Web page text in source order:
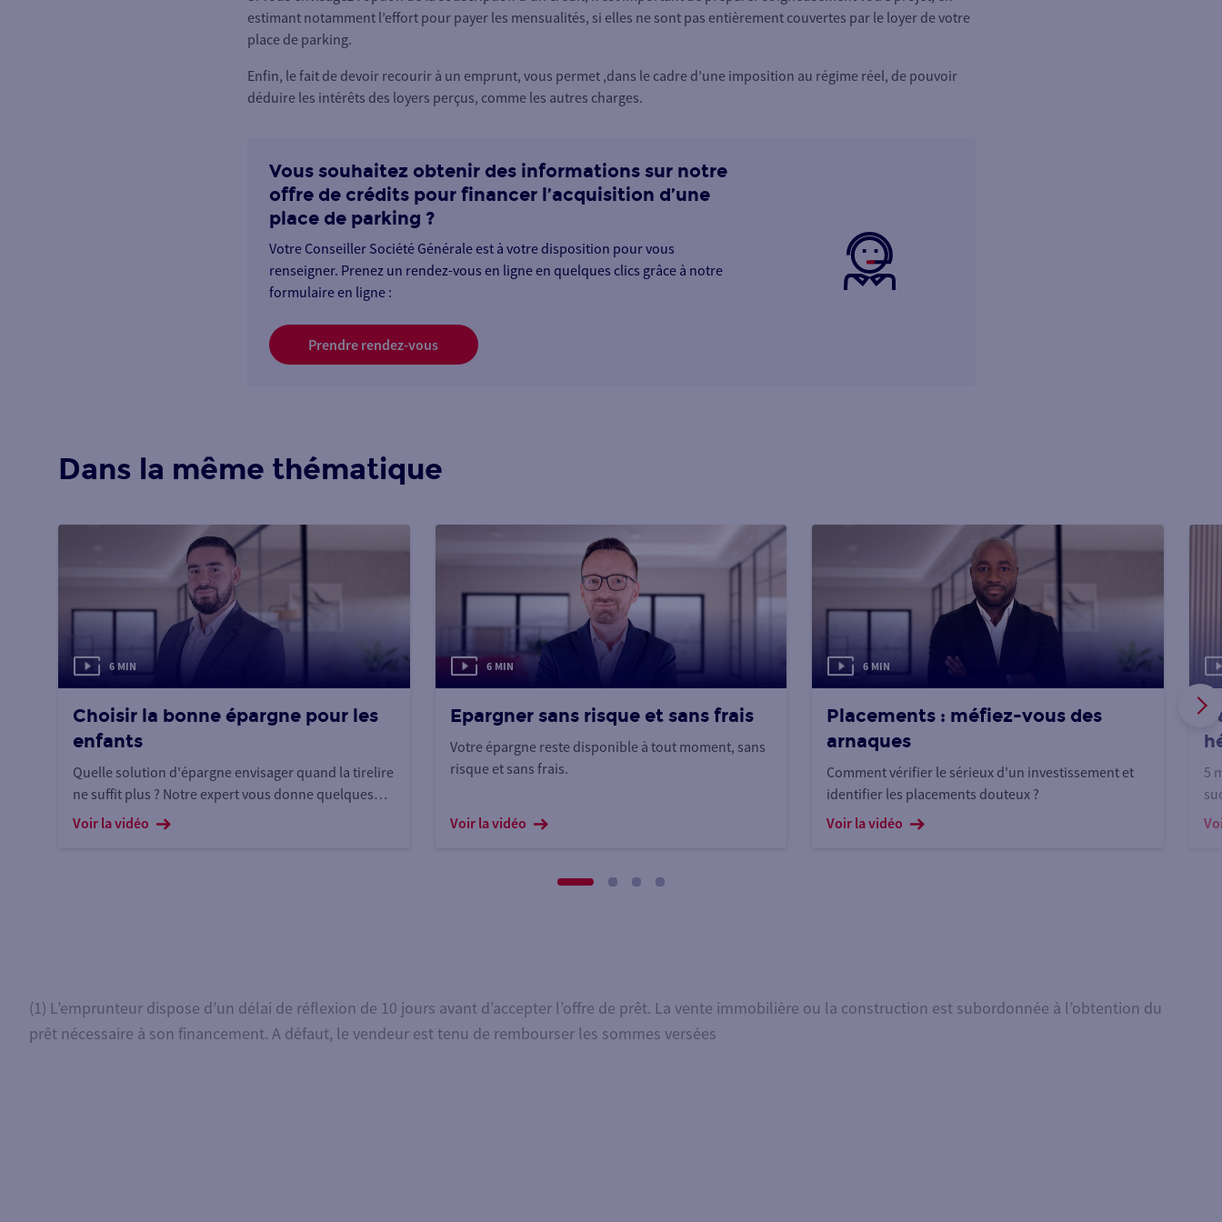
estimant notamment l’effort pour payer les mensualités, si elles ne sont pas entièrement couvertes par le loyer de votre
place de parking.
Enfin, le fait de devoir recourir à un emprunt, vous permet ,dans le cadre d’une imposition au régime réel, de pouvoir
déduire les intérêts des loyers perçus, comme les autres charges.
Vous souhaitez obtenir des informations sur notre
offre de crédits pour financer l’acquisition d’une
place de parking ?
Votre Conseiller Société Générale est à votre disposition pour vous
renseigner. Prenez un rendez-vous en ligne en quelques clics grâce à notre
formulaire en ligne :
Prendre rendez-vous
Dans la même thématique
6 MIN
Choisir la bonne épargne pour les
enfants
Quelle solution d'épargne envisager quand la tirelire
ne suffit plus ? Notre expert vous donne quelques
pistes.
Voir la vidéo
6 MIN
Epargner sans risque et sans frais
Votre épargne reste disponible à tout moment, sans
risque et sans frais.
Voir la vidéo
6 MIN
Placements : méfiez-vous des
arnaques
Comment vérifier le sérieux d'un investissement et
identifier les placements douteux ?
Voir la vidéo
5
(1) L’emprunteur dispose d’un délai de réflexion de 10 jours avant d’accepter l’offre de prêt. La vente immobilière ou la construction est subordonnée à l’obtention du
prêt nécessaire à son financement. A défaut, le vendeur est tenu de rembourser les sommes versées